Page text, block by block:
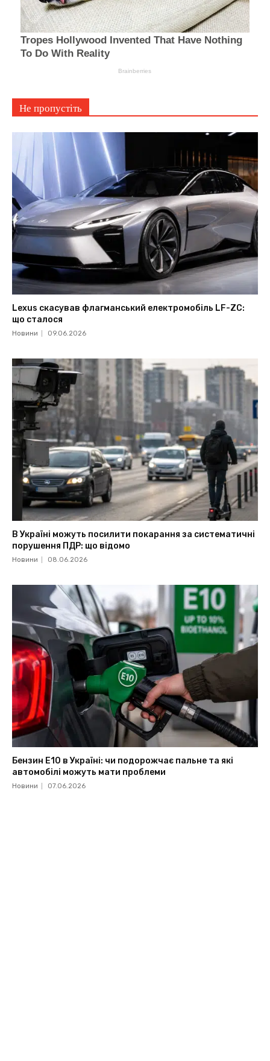
Не пропустіть
Lexus скасував флагманський електромобіль LF-ZC:
що сталося
Новини 09.06.2026
В Україні можуть посилити покарання за систематичні
порушення ПДР: що відомо
Новини 08.06.2026
Бензин Е10 в Україні: чи подорожчає пальне та які
автомобілі можуть мати проблеми
Новини 07.06.2026